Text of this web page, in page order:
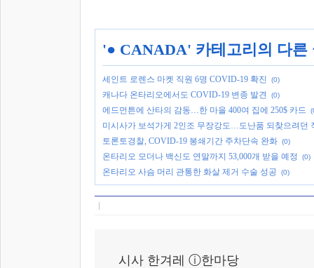
'● CANADA' 카테고리의 다른
세인트 로렌스 마켓 직원 6명 COVID-19 확진 (0)
캐나다 온타리오에서도 COVID-19 변종 발견 (0)
에드먼튼에 산타의 감동…한 마을 400여 집에 250$ 카드
미시사가 보석가게 2인조 무장강도…도난품 되찾으려던
토론토경찰, COVID-19 봉쇄기간 주차단속 완화 (0)
온타리오 모더나 백신도 연말까지 53,000개 받을 예정 (0)
온타리오 사슴 머리 관통한 화살 제거 수술 성공 (0)
시사 한겨레 ⓘ한마당